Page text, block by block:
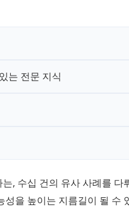
는 전문 지식
, 수십 건의 유사 사례를 다
을 높이는 지름길이 될 수